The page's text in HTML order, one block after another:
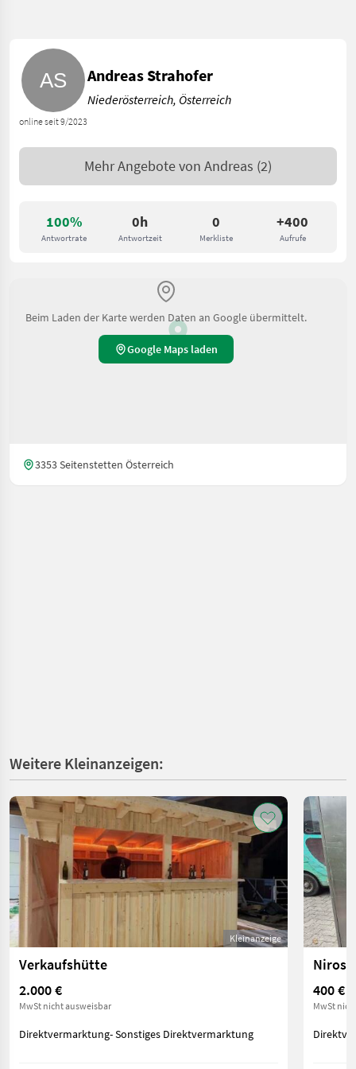
100%
Antwortrate
0h
Antwortzeit
0
Merkliste
+400
Aufrufe
online seit 9/2023
Andreas Strahofer
Niederösterreich, Österreich
Mehr Angebote von Andreas (2)
Beim Laden der Karte werden Daten an Google übermittelt.
Google Maps laden
3353 Seitenstetten Österreich
Weitere Kleinanzeigen:
Kleinanzeige
Verkaufshütte
2.000 €
MwSt nicht ausweisbar
Direktvermarktung- Sonstiges Direktvermarktung
400 €
MwSt